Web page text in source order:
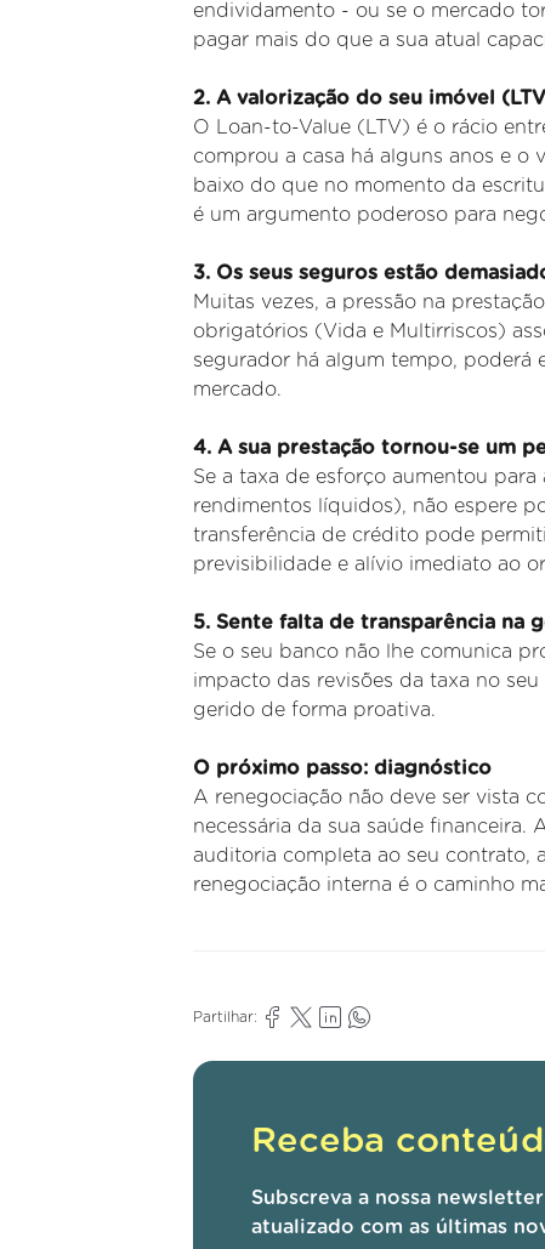
endividamento - ou se o mercado
pagar mais do que a sua atual
2. A valorização do seu imóvel
O Loan-to-Value (LTV) é o rácio
comprou a casa há alguns anos e o
baixo do que no momento da
é um argumento poderoso para
3. Os seus seguros estão
Muitas vezes, a pressão na
obrigatórios (Vida e Multirriscos)
segurador há algum tempo, poderá
mercado.
4. A sua prestação tornou-se um
Se a taxa de esforço aumentou
rendimentos líquidos), não espere
transferência de crédito pode
previsibilidade e alívio imediato ao
5. Sente falta de transparência na
Se o seu banco não lhe comunica
impacto das revisões da taxa no
gerido de forma proativa.
O próximo passo: diagnóstico
A renegociação não deve ser vista
necessária da sua saúde
auditoria completa ao seu contrato,
renegociação interna é o caminho
Partilhar:
Receba
Subscreva a nossa
atualizado com as últimas